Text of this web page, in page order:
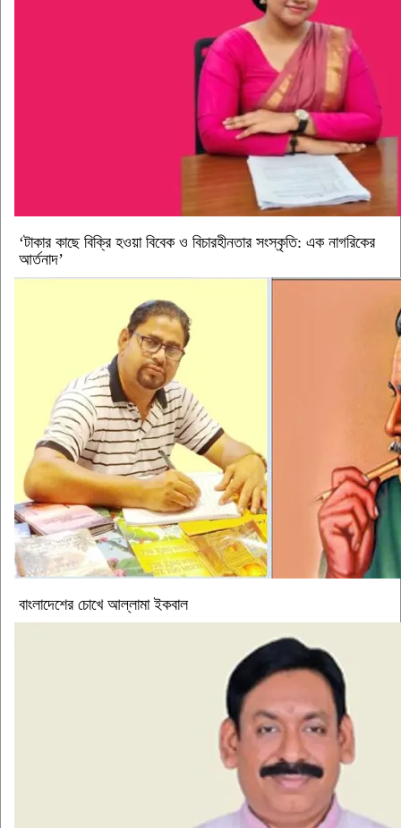
‘টাকার কাছে বিক্রি হওয়া বিবেক ও বিচারহীনতার সংস্কৃতি: এক নাগরিকের
আর্তনাদ’
বাংলাদেশের চোখে আল্লামা ইকবাল